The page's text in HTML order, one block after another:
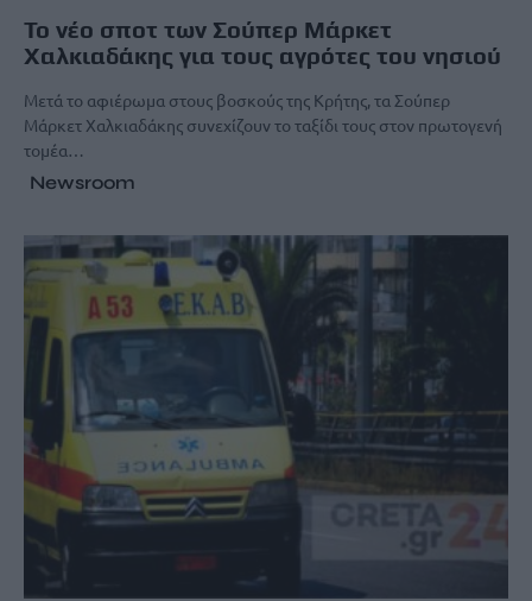
Το νέο σποτ των Σούπερ Μάρκετ
Χαλκιαδάκης για τους αγρότες του νησιού
Μετά το αφιέρωμα στους βοσκούς της Κρήτης, τα Σούπερ
Μάρκετ Χαλκιαδάκης συνεχίζουν το ταξίδι τους στον πρωτογενή
τομέα…
Newsroom